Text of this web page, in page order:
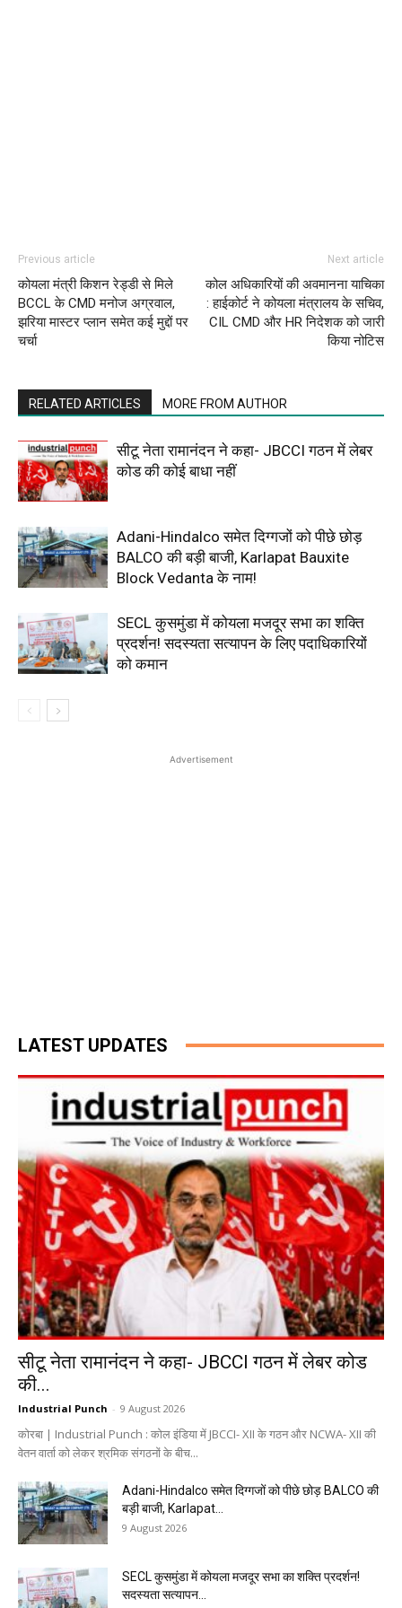
Previous article
कोयला मंत्री किशन रेड्डी से मिले
BCCL के CMD मनोज अग्रवाल,
झरिया मास्टर प्लान समेत कई मुद्दों पर
चर्चा
Next article
कोल अधिकारियों की अवमानना याचिका
: हाईकोर्ट ने कोयला मंत्रालय के सचिव,
CIL CMD और HR निदेशक को जारी
किया नोटिस
RELATED ARTICLES MORE FROM AUTHOR
सीटू नेता रामानंदन ने कहा- JBCCI गठन में लेबर
कोड की कोई बाधा नहीं
Adani-Hindalco समेत दिग्गजों को पीछे छोड़
BALCO की बड़ी बाजी, Karlapat Bauxite
Block Vedanta के नाम!
SECL कुसमुंडा में कोयला मजदूर सभा का शक्ति
प्रदर्शन! सदस्यता सत्यापन के लिए पदाधिकारियों
को कमान
Advertisement
LATEST UPDATES
सीटू नेता रामानंदन ने कहा- JBCCI गठन में लेबर कोड
की...
Industrial Punch - 9 August 2026
कोरबा | Industrial Punch : कोल इंडिया में JBCCI- XII के गठन और NCWA- XII की
वेतन वार्ता को लेकर श्रमिक संगठनों के बीच...
Adani-Hindalco समेत दिग्गजों को पीछे छोड़ BALCO की
बड़ी बाजी, Karlapat...
9 August 2026
SECL कुसमुंडा में कोयला मजदूर सभा का शक्ति प्रदर्शन!
सदस्यता सत्यापन...